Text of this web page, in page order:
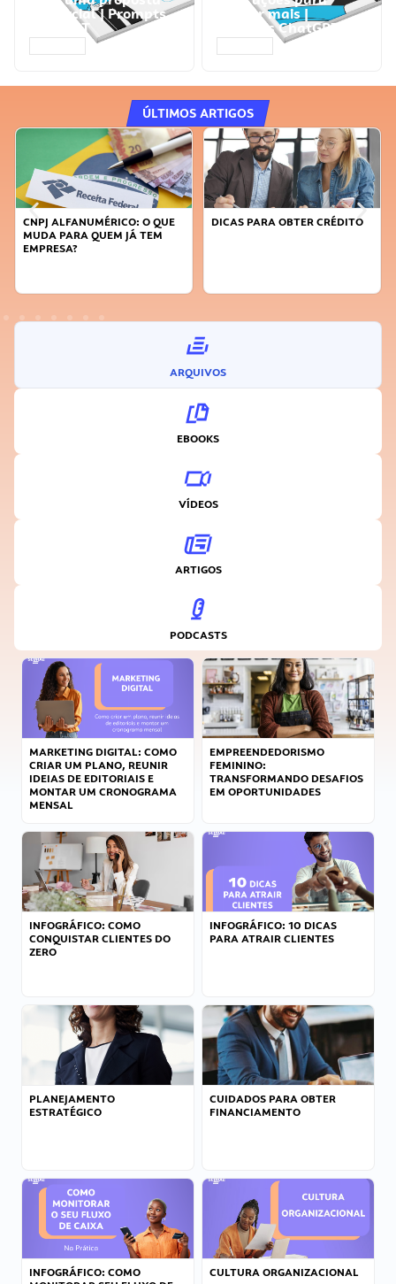
comercial | Prompts
ChatGPT
vender mais |
Prompts ChatGPT
ÚLTIMOS ARTIGOS
DICAS PARA OBTER CRÉDITO
FAÇA A DIFERENÇA: SEJA
ARQUIVOS
EBOOKS
VÍDEOS
ARTIGOS
PODCASTS
MARKETING DIGITAL: COMO
CRIAR UM PLANO, REUNIR
IDEIAS DE EDITORIAIS E
MONTAR UM CRONOGRAMA
MENSAL
EMPREENDEDORISMO
FEMININO:
TRANSFORMANDO DESAFIOS
EM OPORTUNIDADES
INFOGRÁFICO: COMO
CONQUISTAR CLIENTES DO
ZERO
INFOGRÁFICO: 10 DICAS
PARA ATRAIR CLIENTES
PLANEJAMENTO
ESTRATÉGICO
CUIDADOS PARA OBTER
FINANCIAMENTO
INFOGRÁFICO: COMO
CULTURA ORGANIZACIONAL